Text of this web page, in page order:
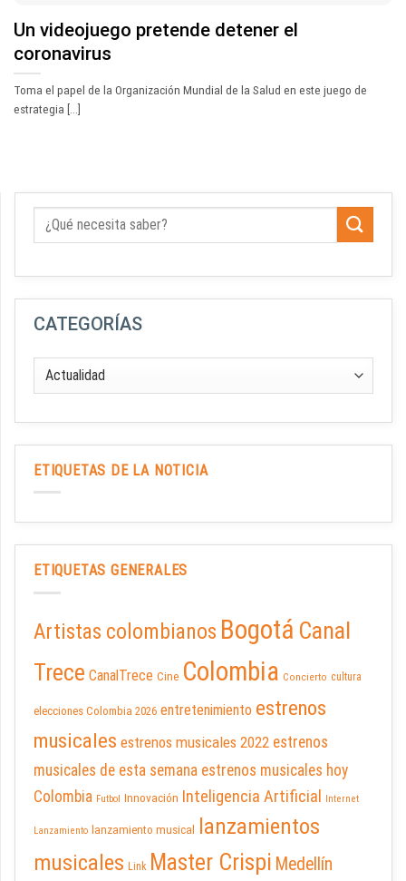
Un videojuego pretende detener el
coronavirus
Toma el papel de la Organización Mundial de la Salud en este juego de
estrategia [...]
CATEGORÍAS
ETIQUETAS DE LA NOTICIA
ETIQUETAS GENERALES
Artistas colombianos Bogotá Canal
Trece CanalTrece Cine Colombia Concierto cultura
elecciones Colombia 2026 entretenimiento estrenos
musicales estrenos musicales 2022 estrenos
musicales de esta semana estrenos musicales hoy
Colombia Futbol Innovación Inteligencia Artificial Internet
Lanzamiento lanzamiento musical
lanzamientos
musicales Link Master Crispi Medellín